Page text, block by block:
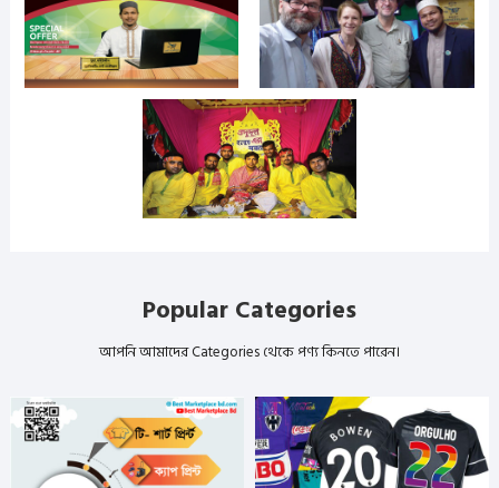
Popular Categories
আপনি আমাদের Categories থেকে পণ্য কিনতে পারেন।